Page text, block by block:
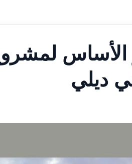
الأساس
ديلي